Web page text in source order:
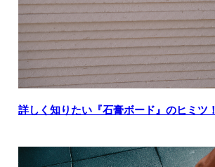
詳しく知りたい『石膏ボード』のヒミツ！